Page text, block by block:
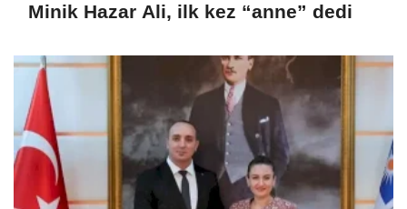
Minik Hazar Ali, ilk kez “anne” dedi